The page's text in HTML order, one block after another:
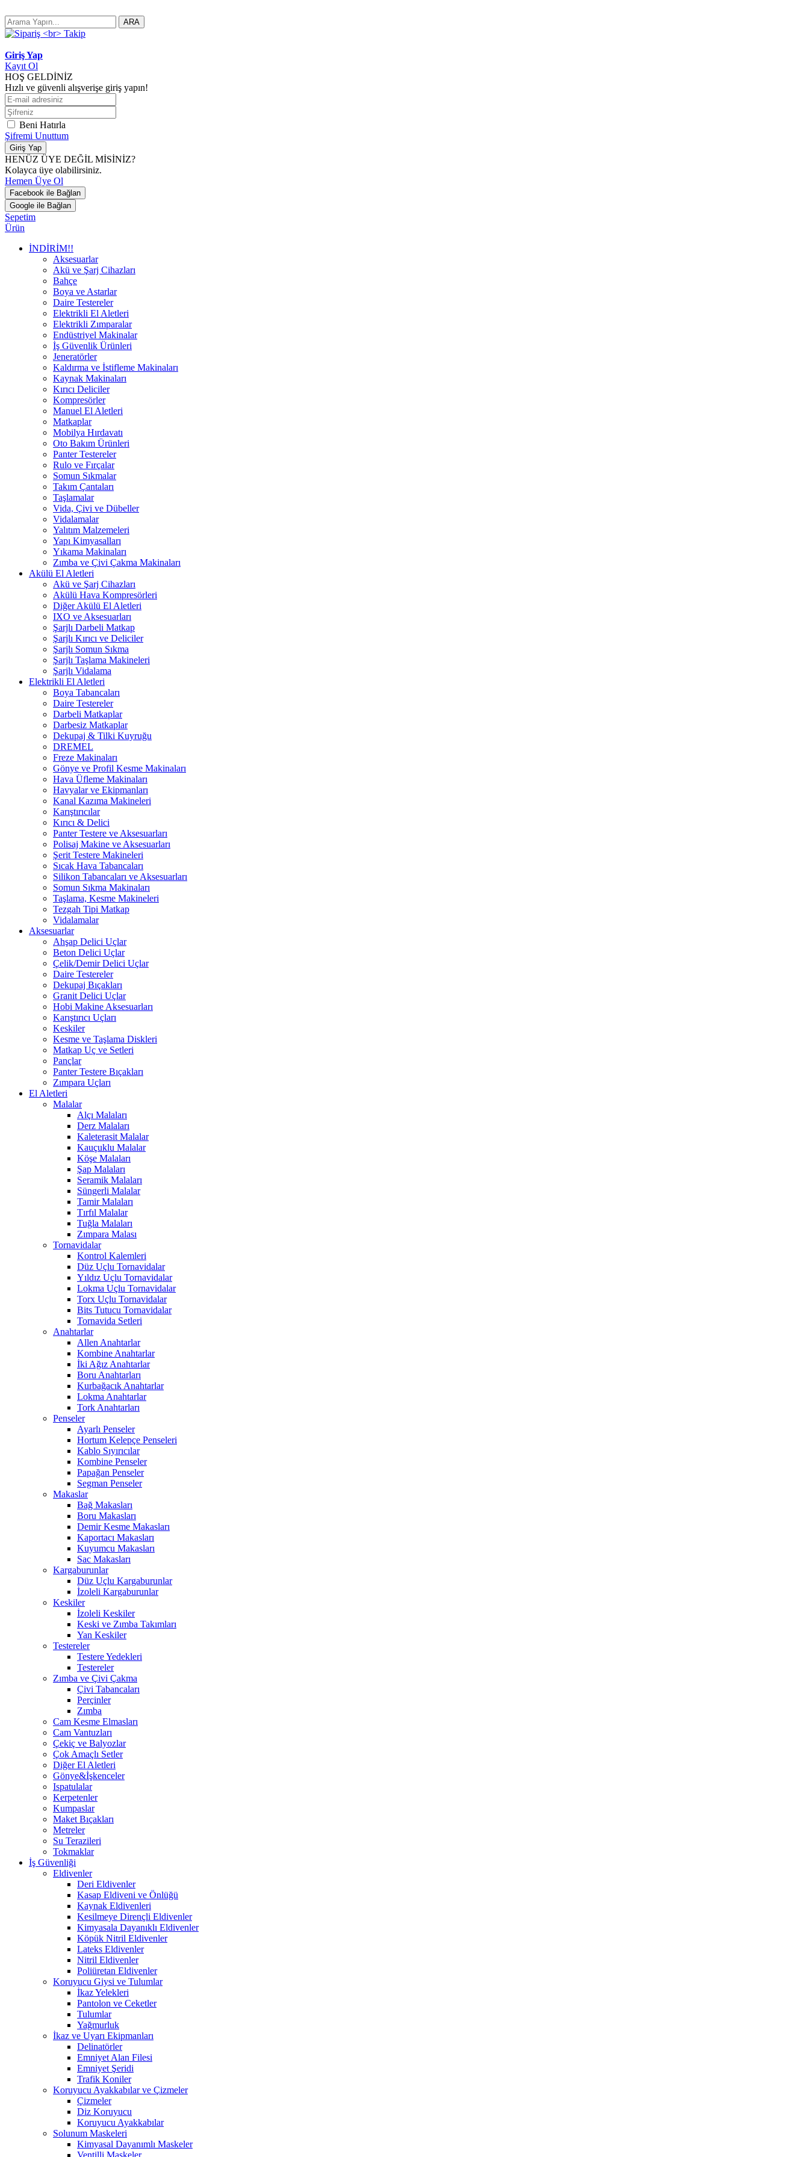
ARA
Giriş Yap
Kayıt Ol
HOŞ GELDİNİZ
Hızlı ve güvenli alışverişe giriş yapın!
Beni Hatırla
Şifremi Unuttum
Giriş Yap
HENÜZ ÜYE DEĞİL MİSİNİZ?
Kolayca üye olabilirsiniz.
Hemen Üye Ol
Facebook ile Bağlan
Google ile Bağlan
Sepetim
Ürün
İNDİRİM!!
Aksesuarlar
Akü ve Şarj Cihazları
Bahçe
Boya ve Astarlar
Daire Testereler
Elektrikli El Aletleri
Elektrikli Zımparalar
Endüstriyel Makinalar
İş Güvenlik Ürünleri
Jeneratörler
Kaldırma ve İstifleme Makinaları
Kaynak Makinaları
Kırıcı Deliciler
Kompresörler
Manuel El Aletleri
Matkaplar
Mobilya Hırdavatı
Oto Bakım Ürünleri
Panter Testereler
Rulo ve Fırçalar
Somun Sıkmalar
Takım Çantaları
Taşlamalar
Vida, Çivi ve Dübeller
Vidalamalar
Yalıtım Malzemeleri
Yapı Kimyasalları
Yıkama Makinaları
Zımba ve Çivi Çakma Makinaları
Akülü El Aletleri
Akü ve Şarj Cihazları
Akülü Hava Kompresörleri
Diğer Akülü El Aletleri
IXO ve Aksesuarları
Şarjlı Darbeli Matkap
Şarjlı Kırıcı ve Deliciler
Şarjlı Somun Sıkma
Şarjlı Taşlama Makineleri
Şarjlı Vidalama
Elektrikli El Aletleri
Boya Tabancaları
Daire Testereler
Darbeli Matkaplar
Darbesiz Matkaplar
Dekupaj & Tilki Kuyruğu
DREMEL
Freze Makinaları
Gönye ve Profil Kesme Makinaları
Hava Üfleme Makinaları
Havyalar ve Ekipmanları
Kanal Kazıma Makineleri
Karıştırıcılar
Kırıcı & Delici
Panter Testere ve Aksesuarları
Polisaj Makine ve Aksesuarları
Şerit Testere Makineleri
Sıcak Hava Tabancaları
Silikon Tabancaları ve Aksesuarları
Somun Sıkma Makinaları
Taşlama, Kesme Makineleri
Tezgah Tipi Matkap
Vidalamalar
Aksesuarlar
Ahşap Delici Uçlar
Beton Delici Uçlar
Çelik/Demir Delici Uçlar
Daire Testereler
Dekupaj Bıçakları
Granit Delici Uçlar
Hobi Makine Aksesuarları
Karıştırıcı Uçları
Keskiler
Kesme ve Taşlama Diskleri
Matkap Uç ve Setleri
Pançlar
Panter Testere Bıçakları
Zımpara Uçları
El Aletleri
Malalar
Alçı Malaları
Derz Malaları
Kaleterasit Malalar
Kauçuklu Malalar
Köşe Malaları
Şap Malaları
Seramik Malaları
Süngerli Malalar
Tamir Malaları
Tırfıl Malalar
Tuğla Malaları
Zımpara Malası
Tornavidalar
Kontrol Kalemleri
Düz Uçlu Tornavidalar
Yıldız Uçlu Tornavidalar
Lokma Uçlu Tornavidalar
Torx Uçlu Tornavidalar
Bits Tutucu Tornavidalar
Tornavida Setleri
Anahtarlar
Allen Anahtarlar
Kombine Anahtarlar
İki Ağız Anahtarlar
Boru Anahtarları
Kurbağacık Anahtarlar
Lokma Anahtarlar
Tork Anahtarları
Penseler
Ayarlı Penseler
Hortum Kelepçe Penseleri
Kablo Sıyırıcılar
Kombine Penseler
Papağan Penseler
Segman Penseler
Makaslar
Bağ Makasları
Boru Makasları
Demir Kesme Makasları
Kaportacı Makasları
Kuyumcu Makasları
Sac Makasları
Kargaburunlar
Düz Uçlu Kargaburunlar
İzoleli Kargaburunlar
Keskiler
İzoleli Keskiler
Keski ve Zımba Takımları
Yan Keskiler
Testereler
Testere Yedekleri
Testereler
Zımba ve Çivi Çakma
Çivi Tabancaları
Perçinler
Zımba
Cam Kesme Elmasları
Cam Vantuzları
Çekiç ve Balyozlar
Çok Amaçlı Setler
Diğer El Aletleri
Gönye&İşkenceler
Ispatulalar
Kerpetenler
Kumpaslar
Maket Bıçakları
Metreler
Su Terazileri
Tokmaklar
İş Güvenliği
Eldivenler
Deri Eldivenler
Kasap Eldiveni ve Önlüğü
Kaynak Eldivenleri
Kesilmeye Dirençli Eldivenler
Kimyasala Dayanıklı Eldivenler
Köpük Nitril Eldivenler
Lateks Eldivenler
Nitril Eldivenler
Poliüretan Eldivenler
Koruyucu Giysi ve Tulumlar
İkaz Yelekleri
Pantolon ve Ceketler
Tulumlar
Yağmurluk
İkaz ve Uyarı Ekipmanları
Delinatörler
Emniyet Alan Filesi
Emniyet Şeridi
Trafik Koniler
Koruyucu Ayakkabılar ve Çizmeler
Çizmeler
Diz Koruyucu
Koruyucu Ayakkabılar
Solunum Maskeleri
Kimyasal Dayanımlı Maskeler
Ventilli Maskeler